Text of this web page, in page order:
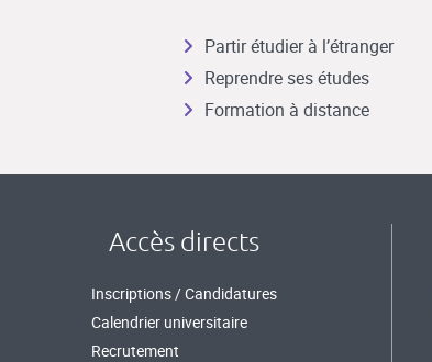
Partir étudier à l’étranger
Reprendre ses études
Formation à distance
Accès directs
Inscriptions / Candidatures
Calendrier universitaire
Recrutement